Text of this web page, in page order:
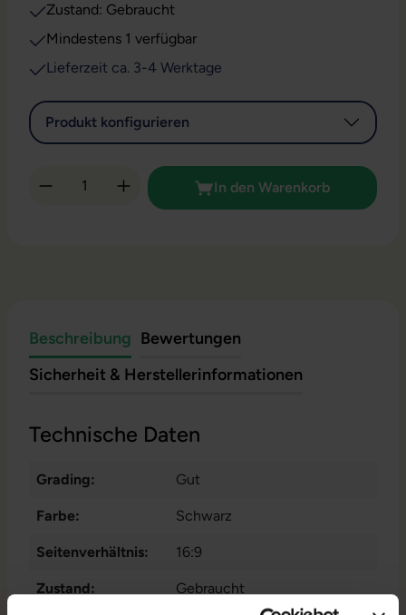
Zustand: Gebraucht
Mindestens 1 verfügbar
Lieferzeit ca. 3-4 Werktage
Produkt konfigurieren
Produkt Anzahl: Gib den gewünschten
In den Warenkorb
Beschreibung Bewertungen
Sicherheit & Herstellerinformationen
Technische Daten
Grading: Gut
Farbe: Schwarz
Seitenverhältnis: 16:9
Zustand: Gebraucht